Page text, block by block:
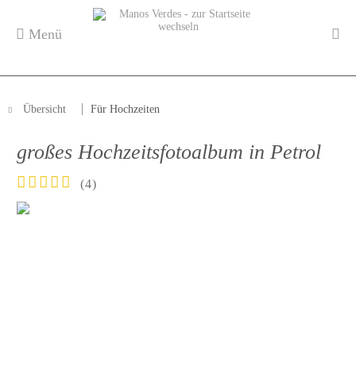
Menü
Übersicht Für Hochzeiten
großes Hochzeitsfotoalbum in Petrol
(4)